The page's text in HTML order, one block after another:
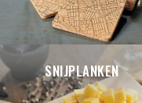
SNIJPLANKEN